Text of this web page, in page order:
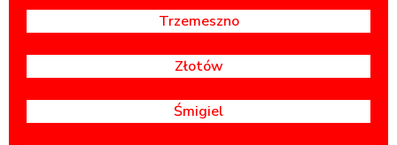
Trzemeszno
Złotów
Śmigiel